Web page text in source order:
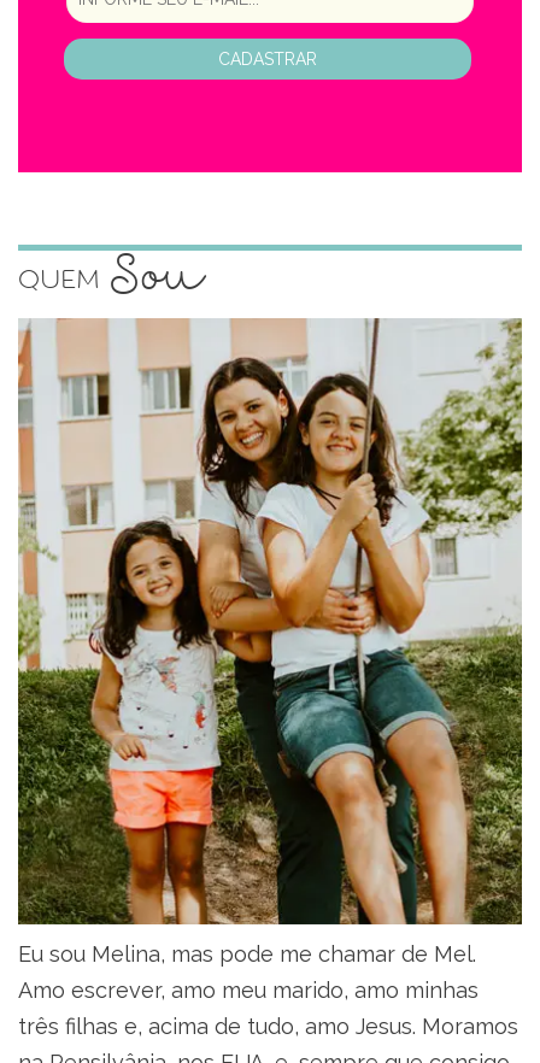
CADASTRAR
Quem Sou
Eu sou Melina, mas pode me chamar de Mel.
Amo escrever, amo meu marido, amo minhas
três filhas e, acima de tudo, amo Jesus. Moramos